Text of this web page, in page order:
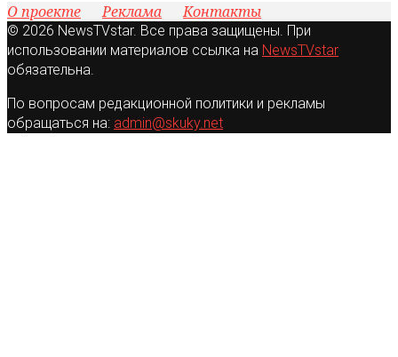
О проекте Реклама Контакты
© 2026 NewsTVstar. Все права защищены. При
использовании материалов ссылка на NewsTVstar
обязательна.
По вопросам редакционной политики и рекламы
обращаться на: admin@skuky.net